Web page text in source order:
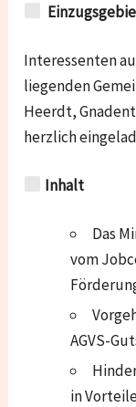
Interessenten
liegenden
Heerdt,
herzlich
Inhalt
Das
vom
AGVS-
in